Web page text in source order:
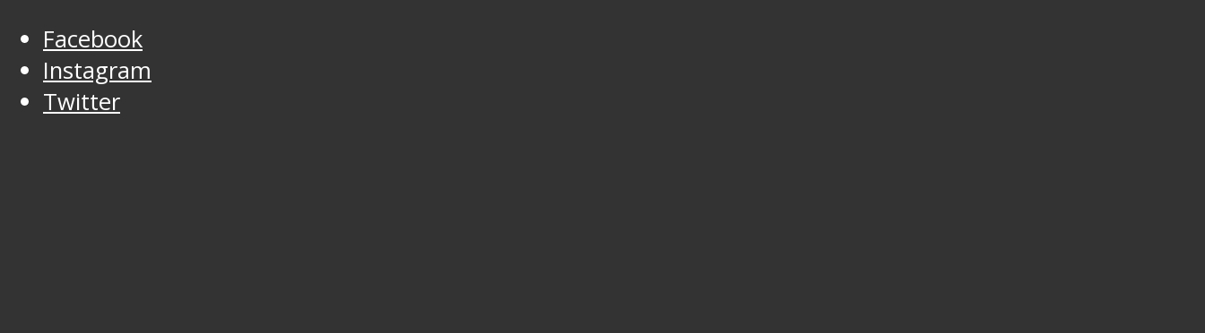
Facebook
Instagram
Twitter